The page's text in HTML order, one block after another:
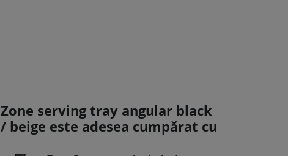
Zone serving tray angular black
/ beige este adesea cumpărat cu